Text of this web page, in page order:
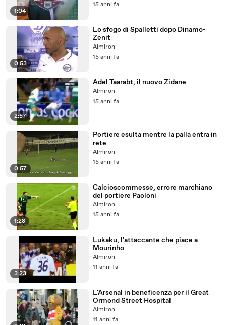
1:04
15 anni fa
0:53
Lo sfogo di Spalletti dopo Dinamo-
Zenit
Almiron
15 anni fa
2:57
Adel Taarabt, il nuovo Zidane
Almiron
15 anni fa
0:57
Portiere esulta mentre la palla entra in
rete
Almiron
15 anni fa
1:28
Calcioscommesse, errore marchiano
del portiere Paoloni
Almiron
15 anni fa
3:23
Lukaku, l'attaccante che piace a
Mourinho
Almiron
11 anni fa
L'Arsenal in beneficenza per il Great
Ormond Street Hospital
Almiron
11 anni fa